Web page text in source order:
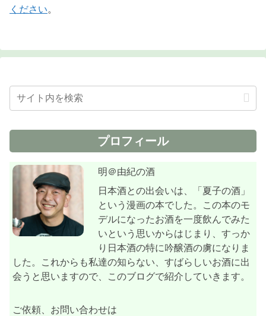
ください。
プロフィール
明＠由紀の酒
日本酒との出会いは、「夏子の酒」
という漫画の本でした。この本のモ
デルになったお酒を一度飲んでみた
いという思いからはじまり、すっか
り日本酒の特に吟醸酒の虜になりま
した。これからも私達の知らない、すばらしいお酒に出
会うと思いますので、このブログで紹介していきます。
ご依頼、お問い合わせは